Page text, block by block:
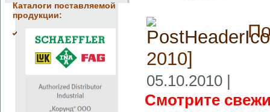
Каталоги поставляемой
продукции:
2010]
05.10.2010 |
Смотрите